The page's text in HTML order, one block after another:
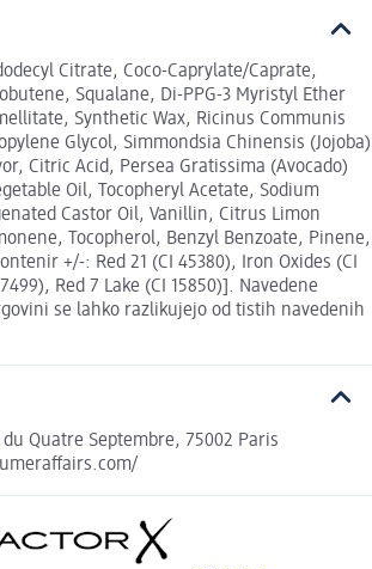
Citrate, Coco-Caprylate/Caprate,
Squalane, Di-PPG-3 Myristyl Ether
Synthetic Wax, Ricinus Communis
Glycol, Simmondsia Chinensis (Jojoba)
Citric Acid, Persea Gratissima (Avocado)
Oil, Tocopheryl Acetate, Sodium
Castor Oil, Vanillin, Citrus Limon
Tocopherol, Benzyl Benzoate, Pinene,
+/-: Red 21 (CI 45380), Iron Oxides (CI
Red 7 Lake (CI 15850)]. Navedene
se lahko razlikujejo od tistih navedenih
du Quatre Septembre, 75002 Paris